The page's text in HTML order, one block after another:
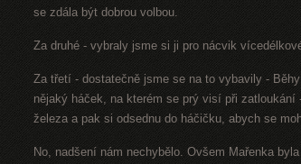
se zdála být dobrou volbou.
Za druhé - vybraly jsme si ji pro nácvik
Za třetí - dostatečně jsme se na to vybavily -
nějaký háček, na kterém se prý visí při
železa a pak si odsednu do háčičku, abych se
No, nadšení nám nechybělo. Ovšem Mařenka